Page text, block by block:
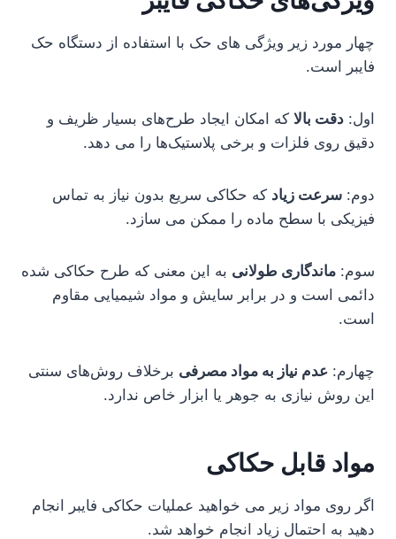
چهار مورد زیر ویژگی های حک با استفاده از دستگاه حک
فایبر است.
اول: دقت بالا که امکان ایجاد طرح‌های بسیار ظریف و
دقیق روی فلزات و برخی پلاستیک‌ها را می دهد.
دوم: سرعت زیاد که حکاکی سریع بدون نیاز به تماس
فیزیکی با سطح ماده را ممکن می سازد.
سوم: ماندگاری طولانی به این معنی که طرح حکاکی شده
دائمی است و در برابر سایش و مواد شیمیایی مقاوم
است.
چهارم: عدم نیاز به مواد مصرفی برخلاف روش‌های سنتی
این روش نیازی به جوهر یا ابزار خاص ندارد.
مواد قابل حکاکی
اگر روی مواد زیر می خواهید عملیات حکاکی فایبر انجام
دهید به احتمال زیاد انجام خواهد شد.